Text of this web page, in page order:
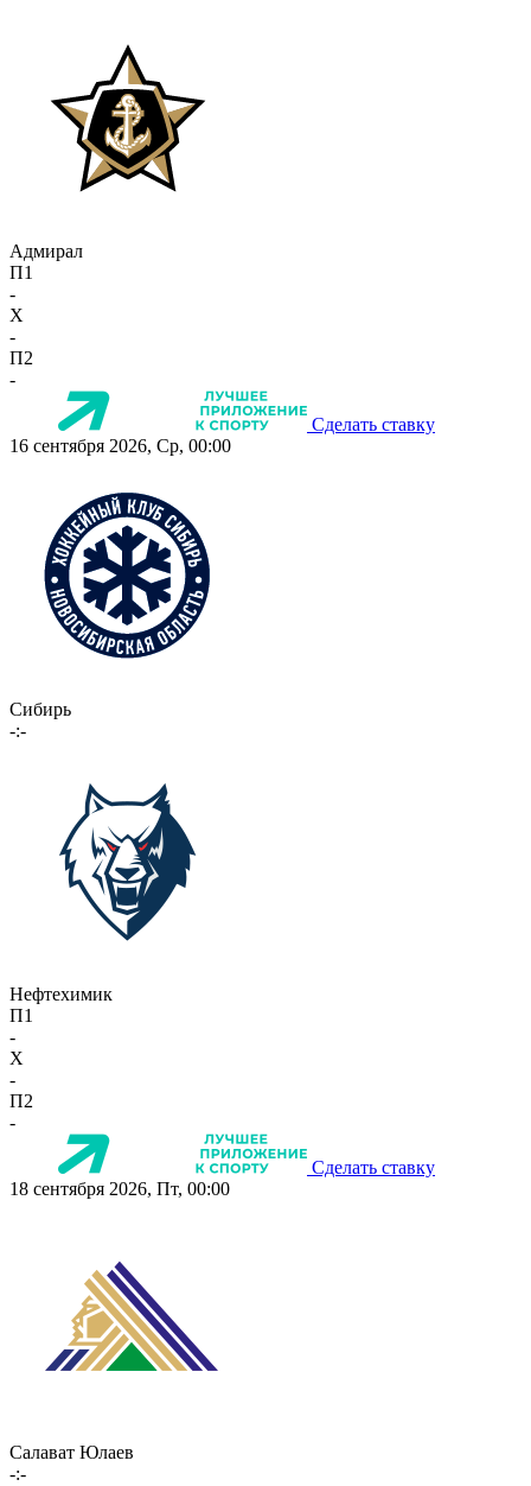
Адмирал
П1
-
X
-
П2
-
Сделать ставку
16 сентября 2026, Ср, 00:00
Сибирь
-:-
Нефтехимик
П1
-
X
-
П2
-
Сделать ставку
18 сентября 2026, Пт, 00:00
Салават Юлаев
-:-